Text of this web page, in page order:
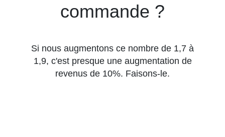
commande ?
Si nous augmentons ce nombre de 1,7 à
1,9, c'est presque une augmentation de
revenus de 10%. Faisons-le.